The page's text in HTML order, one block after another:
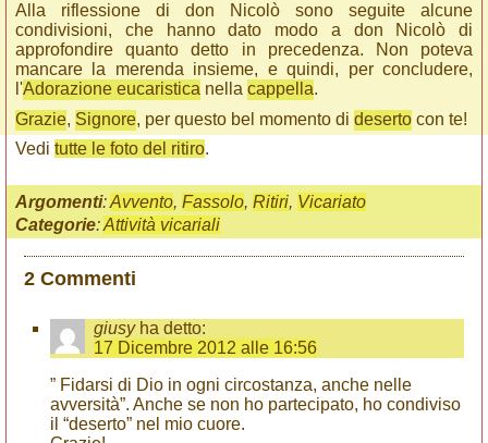
Alla riflessione di don Nicolò sono seguite alcune
condivisioni, che hanno dato modo a don Nicolò di
approfondire quanto detto in precedenza. Non poteva
mancare la merenda insieme, e quindi, per concludere,
l'Adorazione eucaristica nella cappella.
Grazie, Signore, per questo bel momento di deserto con te!
Vedi tutte le foto del ritiro.
Argomenti:Avvento, Fassolo, Ritiri, Vicariato
Categorie:Attività vicariali
2 Commenti
giusy ha detto:
17 Dicembre 2012 alle 16:56
” Fidarsi di Dio in ogni circostanza, anche nelle
avversità”. Anche se non ho partecipato, ho condiviso
il “deserto” nel mio cuore.